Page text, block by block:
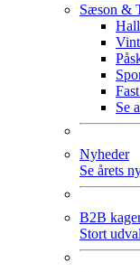
Sæson &
Se
Nyheder
Se årets
B2B
Stort